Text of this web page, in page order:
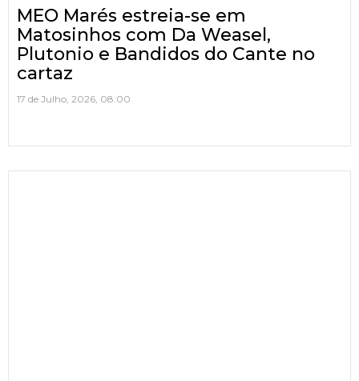
MEO Marés estreia-se em
Matosinhos com Da Weasel,
Plutonio e Bandidos do Cante no
cartaz
17 de Julho, 2026, 08:00